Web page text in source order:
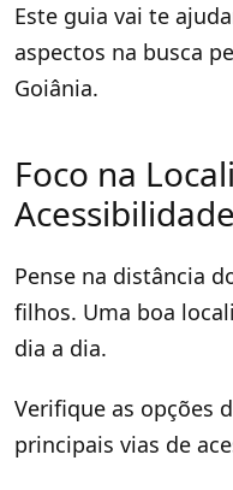
Este guia vai te
aspectos na busca
Goiânia.
Foco na
Acessibilidade
Pense na distância
filhos. Uma boa
dia a dia.
Verifique as opções
principais vias de